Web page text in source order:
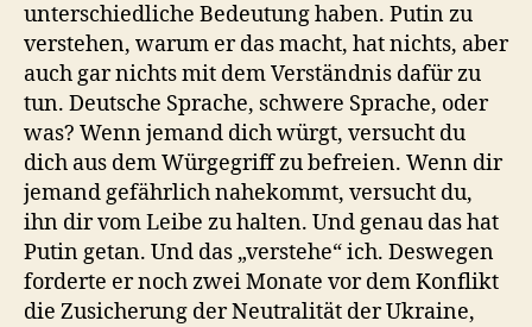
unterschiedliche Bedeutung haben. Putin zu
verstehen, warum er das macht, hat nichts, aber
auch gar nichts mit dem Verständnis dafür zu
tun. Deutsche Sprache, schwere Sprache, oder
was? Wenn jemand dich würgt, versucht du
dich aus dem Würgegriff zu befreien. Wenn dir
jemand gefährlich nahekommt, versucht du,
ihn dir vom Leibe zu halten. Und genau das hat
Putin getan. Und das „verstehe“ ich. Deswegen
forderte er noch zwei Monate vor dem Konflikt
die Zusicherung der Neutralität der Ukraine,